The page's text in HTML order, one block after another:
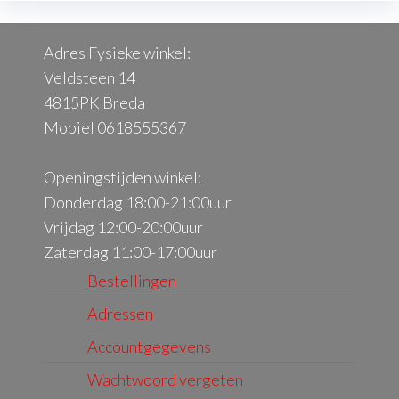
Adres Fysieke winkel:
Veldsteen 14
4815PK Breda
Mobiel 0618555367
Openingstijden winkel:
Donderdag 18:00-21:00uur
Vrijdag 12:00-20:00uur
Zaterdag 11:00-17:00uur
Bestellingen
Adressen
Accountgegevens
Wachtwoord vergeten